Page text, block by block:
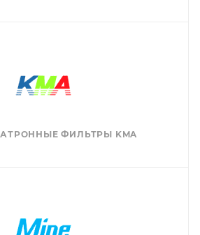
ФИЛЬТРЫ KMA